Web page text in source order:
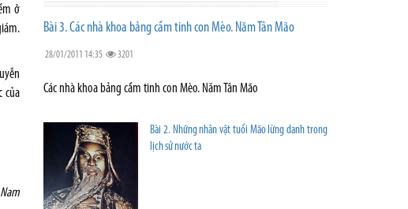
ở
của
Bài 3. Các nhà khoa bảng cầm tinh con Mèo. Năm Tân Mão
28/01/2011 14:35 3201
Các nhà khoa bảng cầm tinh con Mèo. Năm Tân Mão
Bài 2. Những nhân vật tuổi Mão lừng danh trong
lịch sử nước ta